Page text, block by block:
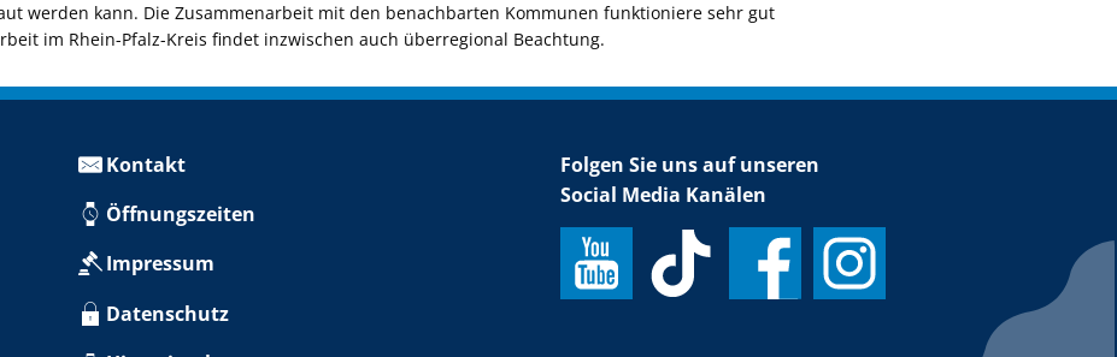
werden kann. Die Zusammenarbeit mit den benachbarten Kommunen funktioniere sehr gut
im Rhein-Pfalz-Kreis findet inzwischen auch überregional Beachtung.
Kontakt
Öffnungszeiten
Impressum
Datenschutz
Folgen Sie uns auf unseren
Social Media Kanälen